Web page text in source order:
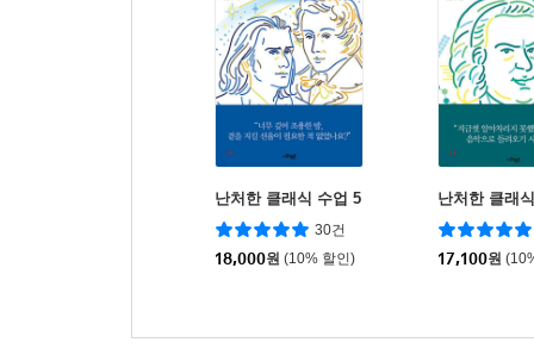
난처한 클래식 수업 5
30건
18,000원 (10% 할인)
난처한 클래
17,100원